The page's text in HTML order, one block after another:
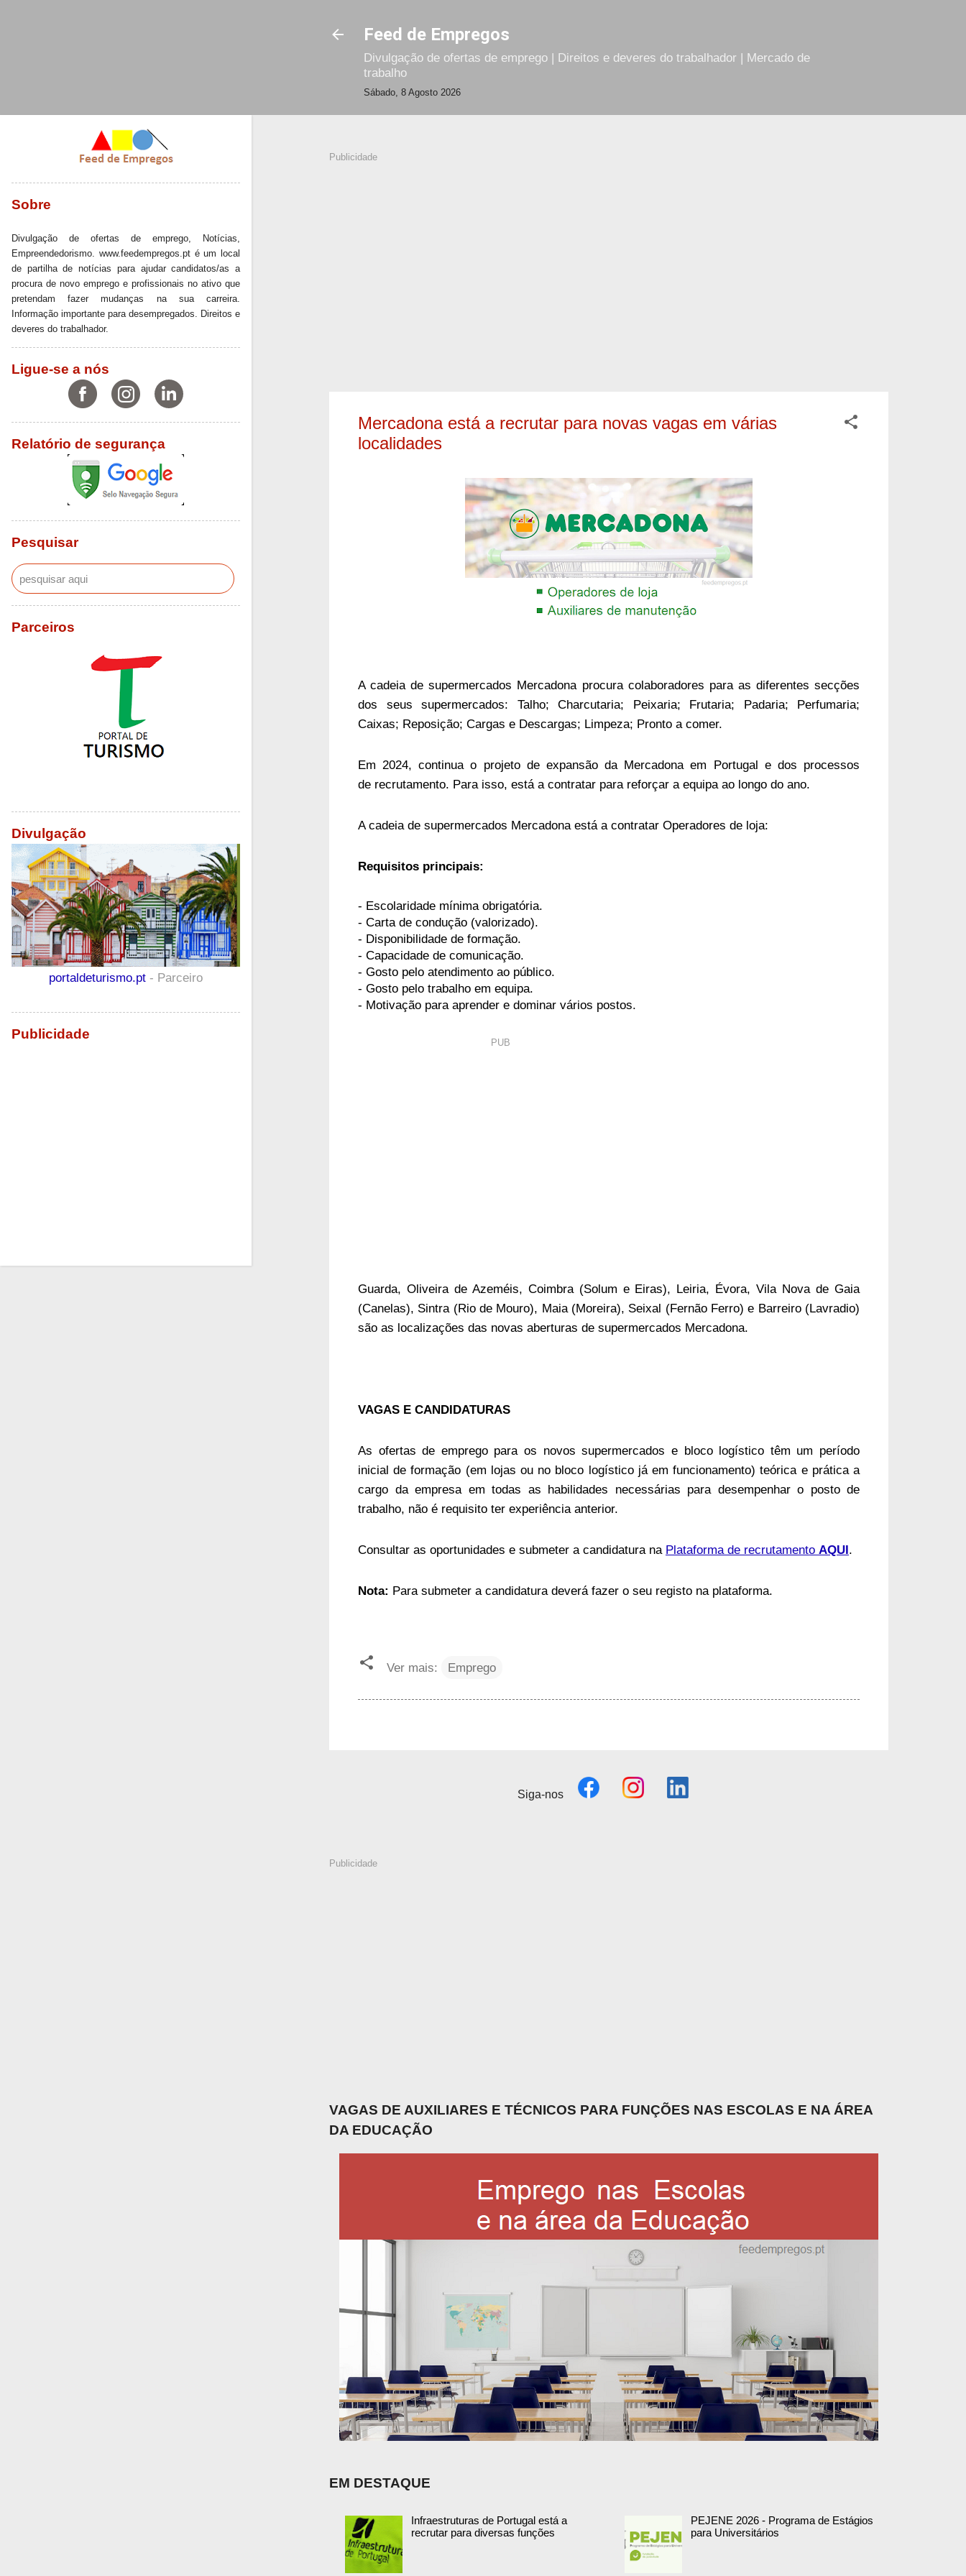
Feed de Empregos
Divulgação de ofertas de emprego | Direitos e deveres do trabalhador | Mercado de
trabalho
Sábado, 8 Agosto 2026
Publicidade
Mercadona está a recrutar para novas vagas em várias
localidades
A cadeia de supermercados Mercadona procura colaboradores para as diferentes secções
dos seus supermercados: Talho; Charcutaria; Peixaria; Frutaria; Padaria; Perfumaria;
Caixas; Reposição; Cargas e Descargas; Limpeza; Pronto a comer.
Em2024, continua o projeto de expansão da Mercadona em Portugal e dos processos
de recrutamento. Para isso, está a contratar para reforçar a equipa ao longo do ano.
A cadeia de supermercados Mercadona está a contratar Operadores de loja:
Requisitos principais:
- Escolaridade mínima obrigatória.
- Carta de condução (valorizado).
- Disponibilidade de formação.
- Capacidade de comunicação.
- Gosto pelo atendimento ao público.
- Gosto pelo trabalho em equipa.
- Motivação para aprender e dominar vários postos.
PUB
Guarda, Oliveira de Azeméis, Coimbra (Solum e Eiras), Leiria, Évora, Vila Nova de Gaia
(Canelas), Sintra (Rio de Mouro), Maia (Moreira), Seixal (Fernão Ferro) e Barreiro (Lavradio)
são as localizações das novas aberturas de supermercados Mercadona.
VAGAS E CANDIDATURAS
As ofertas de emprego para os novos supermercados e bloco logístico têm um período
inicial de formação (em lojas ou no bloco logístico já em funcionamento) teórica e prática a
cargo da empresa em todas as habilidades necessárias para desempenhar o posto de
trabalho, não é requisito ter experiência anterior.
Consultar as oportunidades e submeter a candidatura na Plataforma de recrutamento AQUI.
Nota: Para submeter a candidatura deverá fazer o seu registo na plataforma.
Ver mais: Emprego
Siga-nos
Publicidade
VAGAS DE AUXILIARES E TÉCNICOS PARA FUNÇÕES NAS ESCOLAS E NA ÁREA
DA EDUCAÇÃO
EM DESTAQUE
Infraestruturas de Portugal está a
recrutar para diversas funções
PEJENE 2026 - Programa de Estágios
para Universitários
Sobre
Divulgação de ofertas de emprego, Notícias,
Empreendedorismo. www.feedempregos.pt é um local
de partilha de notícias para ajudar candidatos/as a
procura de novo emprego e profissionais no ativo que
pretendam fazer mudanças na sua carreira.
Informação importante para desempregados. Direitos e
deveres do trabalhador.
Ligue-se a nós
Relatório de segurança
Pesquisar
Parceiros
Divulgação
portaldeturismo.pt - Parceiro
Publicidade